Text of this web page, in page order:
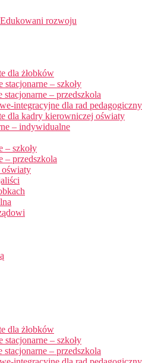
dla żłobków
stacjonarne – szkoły
stacjonarne – przedszkola
integracyjne dla rad
dla kadry kierowniczej oświaty
– indywidualne
– szkoły
– przedszkola
dla żłobków
stacjonarne – szkoły
stacjonarne – przedszkola